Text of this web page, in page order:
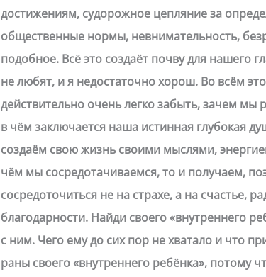
достижениям, судорожное цепляние за
общественные нормы, невнимательность,
подобное. Всё это создаёт почву для нашего
не любят, и я недостаточно хорош. Во всём
действительно очень легко забыть, зачем мы
в чём заключается наша истинная глубокая
создаём свою жизнь своими мыслями,
чём мы сосредотачиваемся, то и получаем,
сосредоточиться не на страхе, а на счастье,
благодарности. Найди своего «внутреннего
с ним. Чего ему до сих пор не хватало и что
раны своего «внутреннего ребёнка», потому